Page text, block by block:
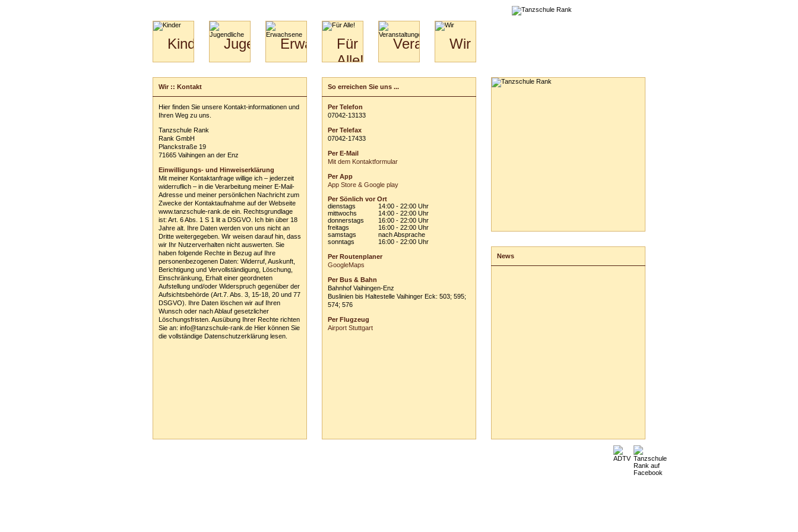
Kinder
Kids
&
Kiga-
Kids
3-
JugendlicheErwachsene
Specials
Paare
Hochzeitstanzkurs
Für
Alle!
Bilder
Download
Video
Catering
Veranstaltungen
Jugendliche
Wir
&
Philosophie
Wir :: Kontakt
Hier finden Sie unsere Kontakt-informationen und
Ihren Weg zu uns.
Tanzschule Rank
Rank GmbH
Planckstraße 19
71665 Vaihingen an der Enz
Einwilligungs- und Hinweiserklärung
Mit meiner Kontaktanfrage willige ich – jederzeit
widerruflich – in die Verarbeitung meiner E-Mail-
Adresse und meiner persönlichen Nachricht zum
Zwecke der Kontaktaufnahme auf der Webseite
www.tanzschule-rank.de ein. Rechtsgrundlage
ist: Art. 6 Abs. 1 S 1 lit a DSGVO. Ich bin über 18
Jahre alt. Ihre Daten werden von uns nicht an
Dritte weitergegeben. Wir weisen darauf hin, dass
wir Ihr Nutzerverhalten nicht auswerten. Sie
haben folgende Rechte in Bezug auf Ihre
personenbezogenen Daten: Widerruf, Auskunft,
Berichtigung und Vervollständigung, Löschung,
Einschränkung, Erhalt einer geordneten
Aufstellung und/oder Widerspruch gegenüber der
Aufsichtsbehörde (Art.7. Abs. 3, 15-18, 20 und 77
DSGVO). Ihre Daten löschen wir auf Ihren
Wunsch oder nach Ablauf gesetzlicher
Löschungsfristen. Ausübung Ihrer Rechte richten
Sie an: info@tanzschule-rank.de Hier können Sie
die vollständige Datenschutzerklärung lesen.
So erreichen Sie uns ...
Per Telefon
07042-13133
Per Telefax
07042-17433
Per E-Mail
Mit dem Kontaktformular
Per App
App Store & Google play
Per Sönlich vor Ort
dienstags
14:00 - 22:00 Uhr
mittwochs
14:00 - 22:00 Uhr
donnerstags
16:00 - 22:00 Uhr
freitags
16:00 - 22:00 Uhr
samstags
nach Absprache
sonntags
16:00 - 22:00 Uhr
Per Routenplaner
GoogleMaps
Per Bus & Bahn
Bahnhof Vaihingen-Enz
Buslinien bis Haltestelle Vaihinger Eck: 503; 595;
574; 576
Per Flugzeug
Airport Stuttgart
News
Schreiben Sie uns...
Ihre persönlichen Angaben:
Vor- und Zuname:
E-Mail-Adresse:
Betreff:
Ihre Nachricht an uns:
ausblenden
Einwilligungs- und Hinweiserklärung
*siehe links auf dieser Seite!